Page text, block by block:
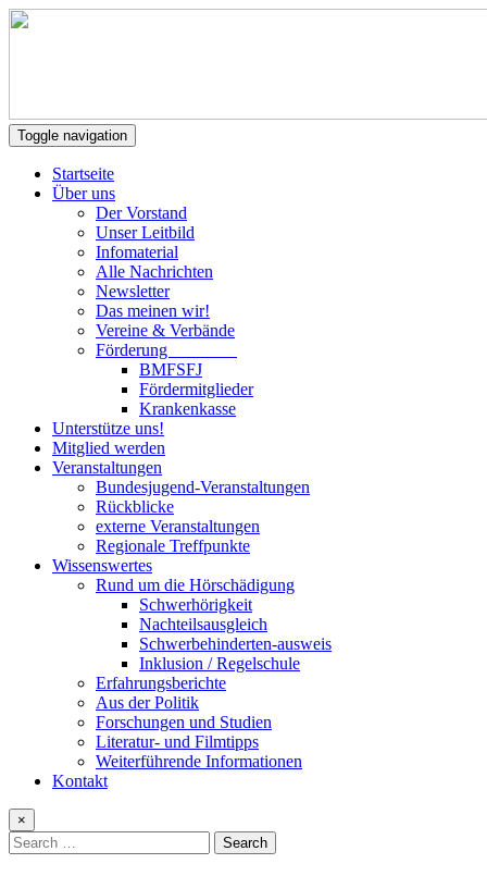
Toggle navigation
Startseite
Über uns
Der Vorstand
Unser Leitbild
Infomaterial
Alle Nachrichten
Newsletter
Das meinen wir!
Vereine & Verbände
Förderung
BMFSFJ
Fördermitglieder
Krankenkasse
Unterstütze uns!
Mitglied werden
Veranstaltungen
Bundesjugend-Veranstaltungen
Rückblicke
externe Veranstaltungen
Regionale Treffpunkte
Wissenswertes
Rund um die Hörschädigung
Schwerhörigkeit
Nachteilsausgleich
Schwerbehinderten-ausweis
Inklusion / Regelschule
Erfahrungsberichte
Aus der Politik
Forschungen und Studien
Literatur- und Filmtipps
Weiterführende Informationen
Kontakt
×